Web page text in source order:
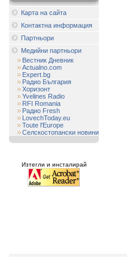
Карта на сайта
Контактна информация
Партньори
Медийни партньори
Вестник Дневник
Actualno.com
Expert.bg
Радио България
Хоризонт
Yvelines Radio
RFI Romania
Радио Fresh
LovechToday.eu
Toute l'Europe
Селскостопански новини
Изтегли и инсталирай